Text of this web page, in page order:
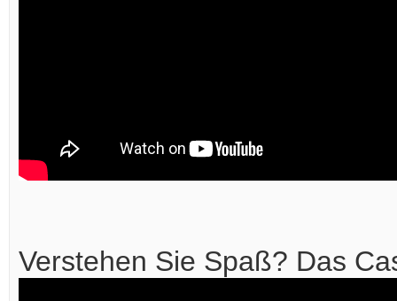
Verstehen Sie Spaß? Das